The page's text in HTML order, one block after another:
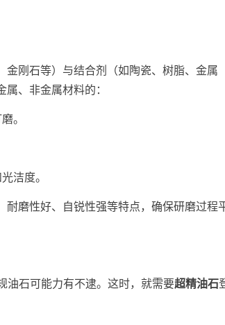
金刚石等）与结合剂（如陶瓷、树脂、金属
、非金属材料的：
。
洁度。
耐磨性好、自锐性强等特点，确保研磨过程
油石可能力有不逮。这时，就需要超精油石